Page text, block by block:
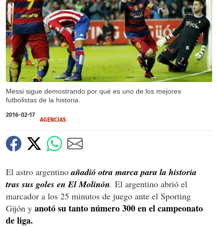
Messi sigue demostrando por qué es uno de los mejores
futbolistas de la historia.
X
2016-02-17
AGENCIAS
El astro argentinoañadió otra marca para la historia
tras sus goles en El Molinón. El argentino abrió el
marcador a los 25 minutos de juego ante el Sporting
Gijón y anotó su tanto número 300 en el campeonato
de liga.